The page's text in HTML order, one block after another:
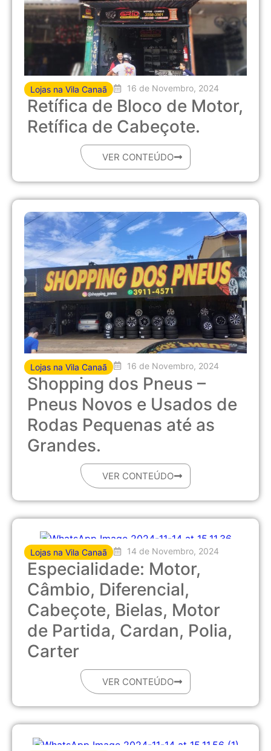
Lojas na Vila Canaã 16 de Novembro, 2024
Retífica de Bloco de Motor,
Retífica de Cabeçote.
VER CONTEÚDO
Lojas na Vila Canaã 16 de Novembro, 2024
Shopping dos Pneus –
Pneus Novos e Usados de
Rodas Pequenas até as
Grandes.
VER CONTEÚDO
Lojas na Vila Canaã 14 de Novembro, 2024
Especialidade: Motor,
Câmbio, Diferencial,
Cabeçote, Bielas, Motor
de Partida, Cardan, Polia,
Carter
VER CONTEÚDO